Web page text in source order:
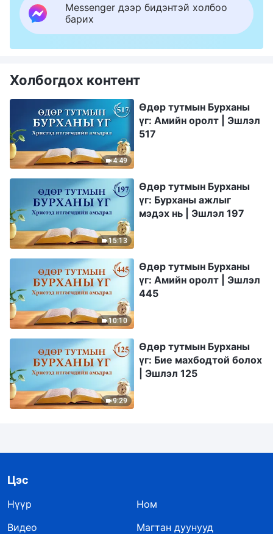
Messenger дээр бидэнтэй холбоо
барих
Холбогдох контент
4:49
Өдөр тутмын Бурханы
үг: Амийн оролт | Эшлэл
517
15:13
Өдөр тутмын Бурханы
үг: Бурханы ажлыг
мэдэх нь | Эшлэл 197
10:10
Өдөр тутмын Бурханы
үг: Амийн оролт | Эшлэл
445
9:29
Өдөр тутмын Бурханы
үг: Бие махбодтой болох
| Эшлэл 125
Цэс
Нүүр
Ном
Видео
Магтан дуунууд